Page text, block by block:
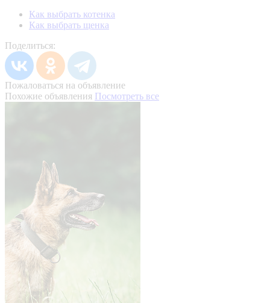
Как выбрать котенка
Как выбрать щенка
Поделиться:
Пожаловаться на объявление
Похожие объявления Посмотреть все